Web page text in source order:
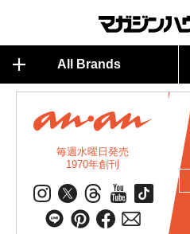
All Brands
毎週水曜日発売
1970年創刊